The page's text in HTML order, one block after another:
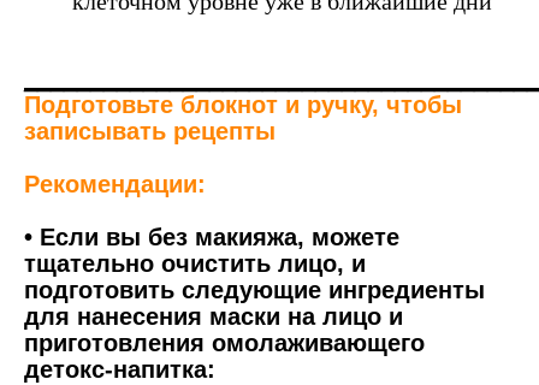
Подготовьте блокнот и ручку, чтобы
записывать рецепты
Рекомендации:
• Если вы без макияжа, можете
тщательно очистить лицо, и
подготовить следующие ингредиенты
для нанесения маски на лицо и
приготовления омолаживающего
детокс-напитка: